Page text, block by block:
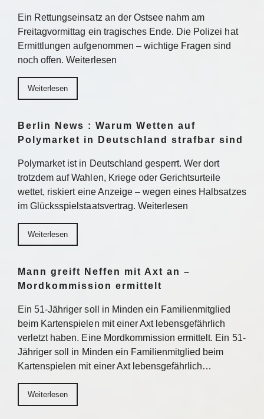
Ein Rettungseinsatz an der Ostsee nahm am
Freitagvormittag ein tragisches Ende. Die Polizei hat
Ermittlungen aufgenommen – wichtige Fragen sind
noch offen. Weiterlesen
Weiterlesen
Berlin News : Warum Wetten auf
Polymarket in Deutschland strafbar sind
Polymarket ist in Deutschland gesperrt. Wer dort
trotzdem auf Wahlen, Kriege oder Gerichtsurteile
wettet, riskiert eine Anzeige – wegen eines Halbsatzes
im Glücksspielstaatsvertrag. Weiterlesen
Weiterlesen
Mann greift Neffen mit Axt an –
Mordkommission ermittelt
Ein 51-Jähriger soll in Minden ein Familienmitglied
beim Kartenspielen mit einer Axt lebensgefährlich
verletzt haben. Eine Mordkommission ermittelt. Ein 51-
Jähriger soll in Minden ein Familienmitglied beim
Kartenspielen mit einer Axt lebensgefährlich…
Weiterlesen